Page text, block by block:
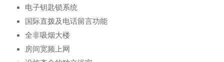
电子钥匙锁系统
国际直拨及电话留言功能
全非吸烟大楼
房间宽频上网